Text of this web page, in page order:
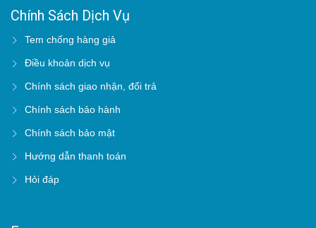
Chính Sách Dịch Vụ
Tem chống hàng giả
Điều khoản dịch vụ
Chính sách giao nhận, đổi trả
Chính sách bảo hành
Chính sách bảo mật
Hướng dẫn thanh toán
Hỏi đáp